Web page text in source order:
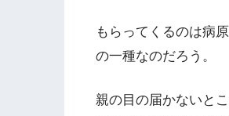
もらってくるのは病
の一種なのだろう。
親の目の届かないと